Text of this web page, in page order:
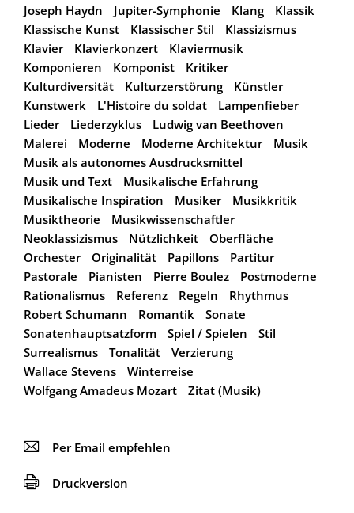
Joseph Haydn
Jupiter-Symphonie Klang
Klassik
Klassische Kunst
Klassischer Stil
Klassizismus
Klavier
Klavierkonzert
Klaviermusik
Komponieren
Komponist
Kritiker
Kulturdiversität
Kulturzerstörung
Künstler
Kunstwerk
L'Histoire du soldat
Lampenfieber
Lieder
Liederzyklus
Ludwig van Beethoven
Malerei
Moderne Moderne Architektur
Musik
Musik als autonomes Ausdrucksmittel
Musik und Text
Musikalische Erfahrung
Musikalische Inspiration
Musiker
Musikkritik
Musiktheorie
Musikwissenschaftler
Neoklassizismus
Nützlichkeit
Oberfläche
Orchester
Originalität Papillons
Partitur
Pastorale
Pianisten Pierre Boulez
Postmoderne
Rationalismus
Referenz Regeln
Rhythmus
Robert Schumann
Romantik
Sonate
Sonatenhauptsatzform
Spiel / Spielen
Stil
Surrealismus
Tonalität
Verzierung
Wallace Stevens
Winterreise
Wolfgang Amadeus Mozart
Zitat (Musik)
📧 Per Email empfehlen
🖨 Druckversion